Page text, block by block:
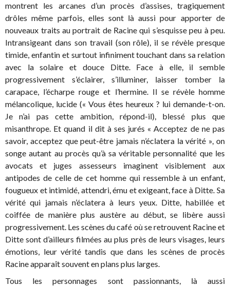
montrent les arcanes d’un procès d’assises, tragiquement
drôles même parfois, elles sont là aussi pour apporter de
nouveaux traits au portrait de Racine qui s’esquisse peu à peu.
Intransigeant dans son travail (son rôle), il se révèle presque
timide, enfantin et surtout infiniment touchant dans sa relation
avec la solaire et douce Ditte. Face à elle, il semble
progressivement s’éclairer, s’illuminer, laisser tomber la
carapace, l’écharpe rouge et l’hermine. Il se révèle homme
mélancolique, lucide (« Vous êtes heureux ? lui demande-t-on.
Je n’ai pas cette ambition, répond-il), blessé plus que
misanthrope. Et quand il dit à ses jurés « Acceptez de ne pas
savoir, acceptez que peut-être jamais n’éclatera la vérité », on
songe autant au procès qu’à sa véritable personnalité que les
avocats et juges assesseurs imaginent visiblement aux
antipodes de celle de cet homme qui ressemble à un enfant,
fougueux et intimidé, attendri, ému et exigeant, face à Ditte. Sa
vérité qui jamais n’éclatera à leurs yeux. Ditte, habillée et
coiffée de manière plus austère au début, se libère aussi
progressivement. Les scènes du café où se retrouvent Racine et
Ditte sont d’ailleurs filmées au plus près de leurs visages, leurs
émotions, leur vérité tandis que dans les scènes de procès
Racine apparaît souvent en plans plus larges.
Tous les personnages sont passionnants, là aussi